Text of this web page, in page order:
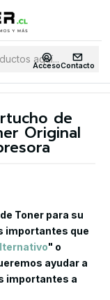
AccesoContacto
a Todo Chile · Retiro en
y Toner Original
de
Original
Toner para su
importantes que
" o
ayudar a
importantes a